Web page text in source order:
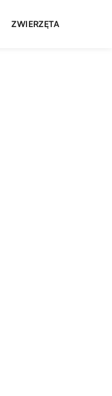
ZWIERZĘTA